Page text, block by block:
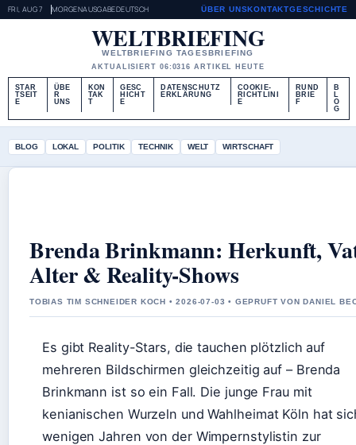
FRI, AUG 7 MORGENAUSGABEDEUTSCH ÜBER UNSKONTAKTGESCHICHTE
WELTBRIEFING
WELTBRIEFING TAGESBRIEFING
AKTUALISIERT 06:0316 ARTIKEL HEUTE
STAR
TSEIT
E
ÜBE
R
UNS
KON
TAK
T
GESC
HICHT
E
DATENSCHUTZ
ERKLÄRUNG
COOKIE-
RICHTLINI
E
RUND
BRIE
F
B
L
O
G
BLOG LOKAL POLITIK TECHNIK WELT WIRTSCHAFT
Brenda Brinkmann: Herkunft,
Alter & Reality-Shows
TOBIAS TIM SCHNEIDER KOCH • 2026-07-03 • GEPRUFT VON DANIEL
Es gibt Reality-Stars, die tauchen plötzlich auf
mehreren Bildschirmen gleichzeitig auf – Brenda
Brinkmann ist so ein Fall. Die junge Frau mit
kenianischen Wurzeln und Wahlheimat Köln hat
wenigen Jahren von der Wimpernstylistin zur